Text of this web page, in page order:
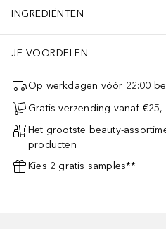
INGREDIËNTEN
JE VOORDELEN
Op werkdagen vóór 22:00
Gratis verzending vanaf €25,-
Het grootste beauty-
producten
Kies 2 gratis samples**